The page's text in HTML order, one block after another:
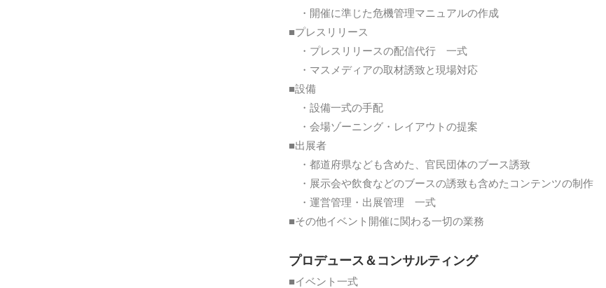
・開催に準じた危機管理マニュアルの作成
■プレスリリース
・プレスリリースの配信代行 一式
・マスメディアの取材誘致と現場対応
■設備
・設備一式の手配
・会場ゾーニング・レイアウトの提案
■出展者
・都道府県なども含めた、官民団体のブース誘致
・展示会や飲食などのブースの誘致も含めたコンテンツの制作
・運営管理・出展管理 一式
■その他イベント開催に関わる一切の業務
プロデュース＆コンサルティング
■イベント一式